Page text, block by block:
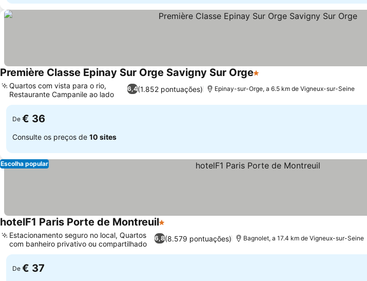
Première Classe Epinay Sur Orge Savigny Sur Orge1 Estrelas
6,4(1.852 pontuações)
Quartos com vista para o rio,
Restaurante Campanile ao lado
Epinay-sur-Orge, a 6.5 km de Vigneux-sur-Seine
De € 36
Consulte os preços de 10 sites
Escolha popular
hotelF1 Paris Porte de Montreuil1 Estrelas
6,8(8.579 pontuações)
Estacionamento seguro no local, Quartos
com banheiro privativo ou compartilhado
Bagnolet, a 17.4 km de Vigneux-sur-Seine
De € 37